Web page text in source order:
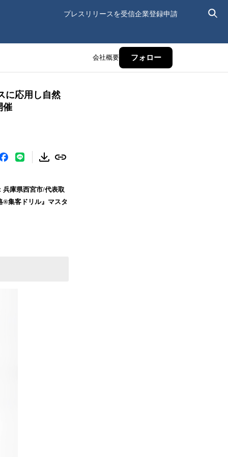
プレスリリースを受信企業登録申請
会社概要 フォロー
に応用し自然
催
兵庫県西宮市/代表取
®︎集客ドリル』マスタ